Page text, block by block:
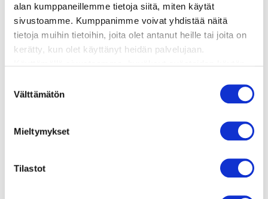
alan kumppaneillemme tietoja siitä, miten käytät
sivustoamme. Kumppanimme voivat yhdistää näitä
tietoja muihin tietoihin, joita olet antanut heille tai joita on
kerätty, kun olet käyttänyt heidän palvelujaan.
valinta
Välttämätön
Mieltymykset
Tilastot